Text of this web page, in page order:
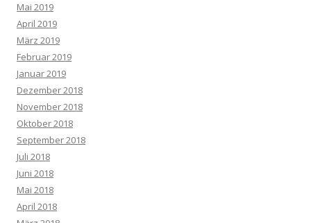
Mai 2019
April 2019
März 2019
Februar 2019
Januar 2019
Dezember 2018
November 2018
Oktober 2018
September 2018
Juli 2018
Juni 2018
Mai 2018
April 2018